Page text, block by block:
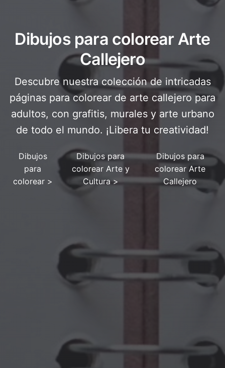
Dibujos para colorear Arte
Callejero
Descubre nuestra colección de intricadas
páginas para colorear de arte callejero para
adultos, con grafitis, murales y arte urbano
de todo el mundo. ¡Libera tu creatividad!
Dibujos
para
colorear>
Dibujos para
colorear Arte y
Cultura>
Dibujos para
colorear Arte
Callejero